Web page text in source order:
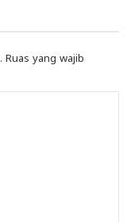
Ruas yang wajib